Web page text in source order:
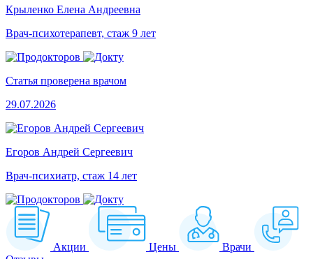
Крыленко Елена Андреевна
Врач-психотерапевт, стаж 9 лет
Статья проверена врачом
29.07.2026
Егоров Андрей Сергеевич
Врач-психиатр, стаж 14 лет
Акции Цены
Врачи